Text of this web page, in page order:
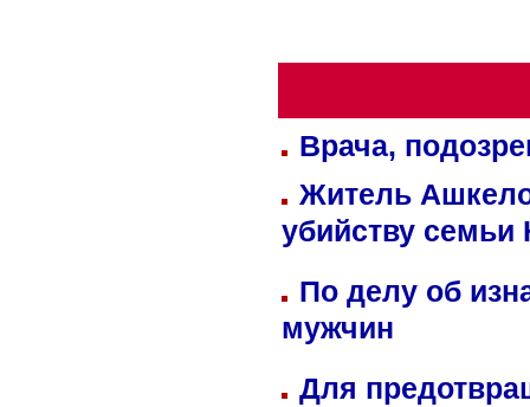
Врача,
Житель
убийству семьи
По делу об
мужчин
Для